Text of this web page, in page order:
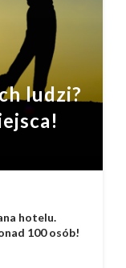
ludzi?
hotelu.
100 osób!